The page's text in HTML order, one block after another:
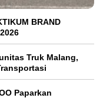
BRAND
Truk Malang,
Paparkan